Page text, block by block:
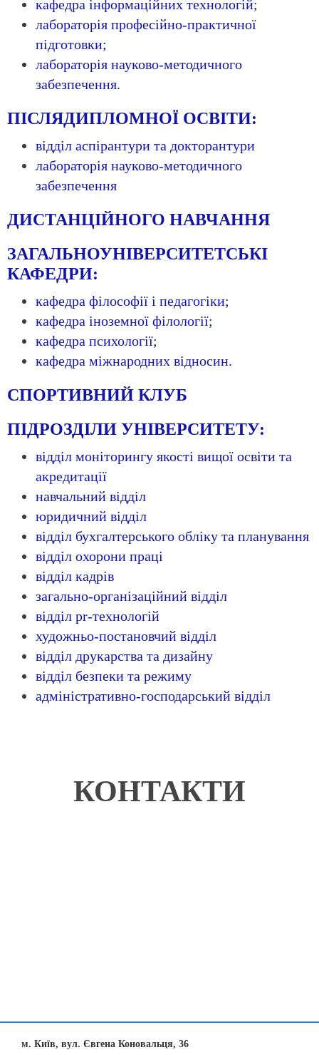
кафедра інформаційних технологій;
лабораторія професійно-практичної
підготовки;
лабораторія науково-методичного
забезпечення.
ПІСЛЯДИПЛОМНОЇ ОСВІТИ:
відділ аспірантури та докторантури
лабораторія науково-методичного
забезпечення
ДИСТАНЦІЙНОГО НАВЧАННЯ
ЗАГАЛЬНОУНІВЕРСИТЕТСЬКІ
КАФЕДРИ:
кафедра філософії і педагогіки;
кафедра іноземної філології;
кафедра психології;
кафедра міжнародних відносин.
СПОРТИВНИЙ КЛУБ
ПІДРОЗДІЛИ УНІВЕРСИТЕТУ:
відділ моніторингу якості вищої освіти та
акредитації
навчальний відділ
юридичний відділ
відділ бухгалтерського обліку та планування
відділ охорони праці
відділ кадрів
загально-організаційний відділ
відділ pr-технологій
художньо-постановчий відділ
відділ друкарства та дизайну
відділ безпеки та режиму
адміністративно-господарський відділ
КОНТАКТИ
м. Київ, вул. Євгена Коновальця, 36